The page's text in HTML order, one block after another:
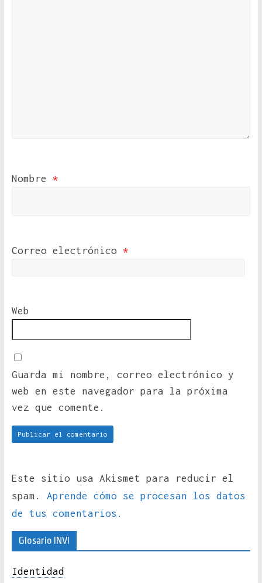
Nombre *
Correo electrónico *
Web
Guarda mi nombre, correo electrónico y
web en este navegador para la próxima
vez que comente.
Este sitio usa Akismet para reducir el
spam. Aprende cómo se procesan los datos
de tus comentarios.
Glosario INVI
Identidad